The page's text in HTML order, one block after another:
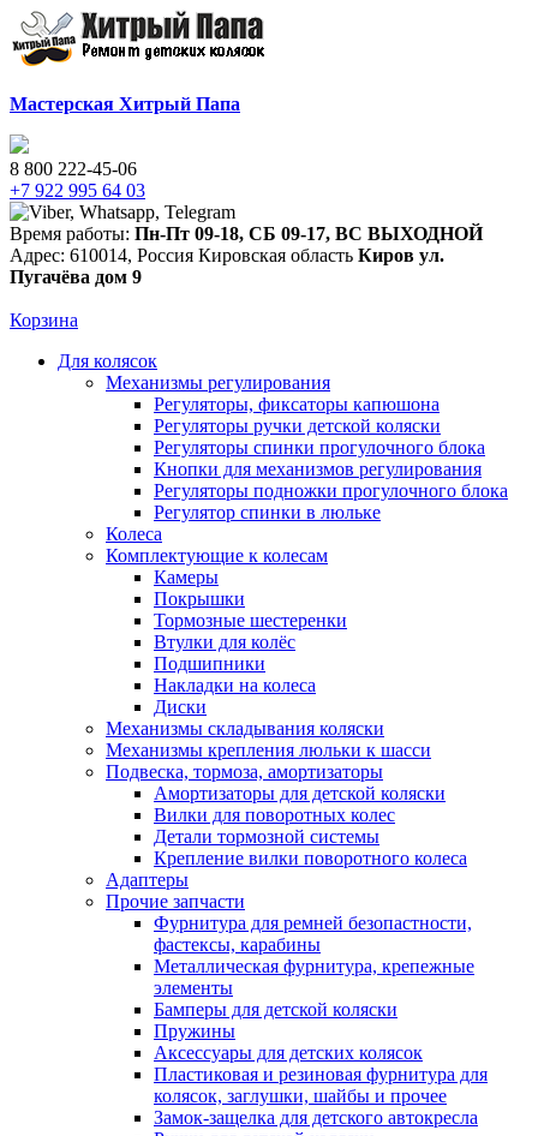
Мастерская Хитрый Папа
8 800 222-45-06
+7 922 995 64 03
Время работы: Пн-Пт 09-18, СБ 09-17, ВС ВЫХОДНОЙ
Адрес: 610014, Россия Кировская область Киров ул.
Пугачёва дом 9
Корзина
Для колясок
Механизмы регулирования
Регуляторы, фиксаторы капюшона
Регуляторы ручки детской коляски
Регуляторы спинки прогулочного блока
Кнопки для механизмов регулирования
Регуляторы подножки прогулочного блока
Регулятор спинки в люльке
Колеса
Комплектующие к колесам
Камеры
Покрышки
Тормозные шестеренки
Втулки для колёс
Подшипники
Накладки на колеса
Диски
Механизмы складывания коляски
Механизмы крепления люльки к шасси
Подвеска, тормоза, амортизаторы
Амортизаторы для детской коляски
Вилки для поворотных колес
Детали тормозной системы
Крепление вилки поворотного колеса
Адаптеры
Прочие запчасти
Фурнитура для ремней безопастности,
фастексы, карабины
Металлическая фурнитура, крепежные
элементы
Бамперы для детской коляски
Пружины
Аксессуары для детских колясок
Пластиковая и резиновая фурнитура для
колясок, заглушки, шайбы и прочее
Замок-защелка для детского автокресла